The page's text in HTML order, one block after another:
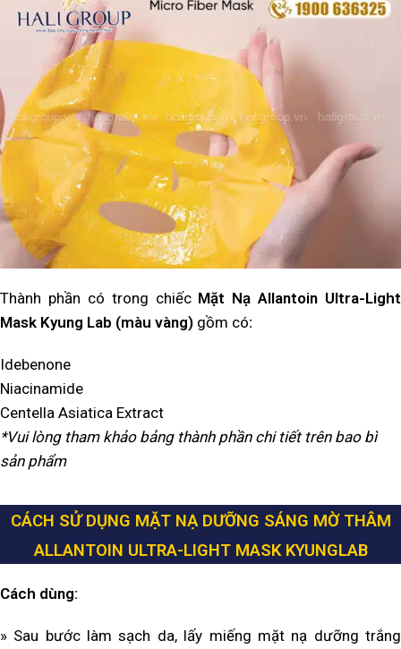
Thành phần có trong chiếc Mặt Nạ Allantoin Ultra-Light
Mask Kyung Lab (màu vàng) gồm có:
Idebenone
Niacinamide
Centella Asiatica Extract
*Vui lòng tham khảo bảng thành phần chi tiết trên bao bì
sản phẩm
CÁCH SỬ DỤNG MẶT NẠ DƯỠNG SÁNG MỜ THÂM
ALLANTOIN ULTRA-LIGHT MASK KYUNGLAB
Cách dùng:
» Sau bước làm sạch da, lấy miếng mặt nạ dưỡng trắng